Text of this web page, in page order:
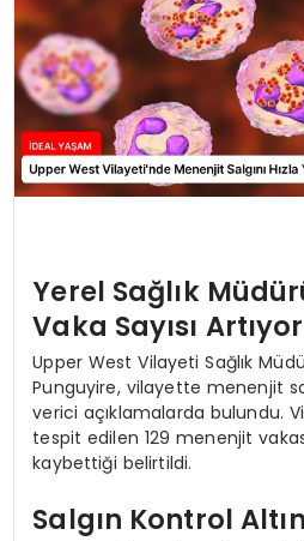
Yerel Sağlık
Vaka Sayısı Artıyor
Upper West Vilayeti Sağlık
Punguyire, vilayette menenjit
verici açıklamalarda bulundu.
tespit edilen 129 menenjit
kaybettiği belirtildi.
Salgın Kontrol